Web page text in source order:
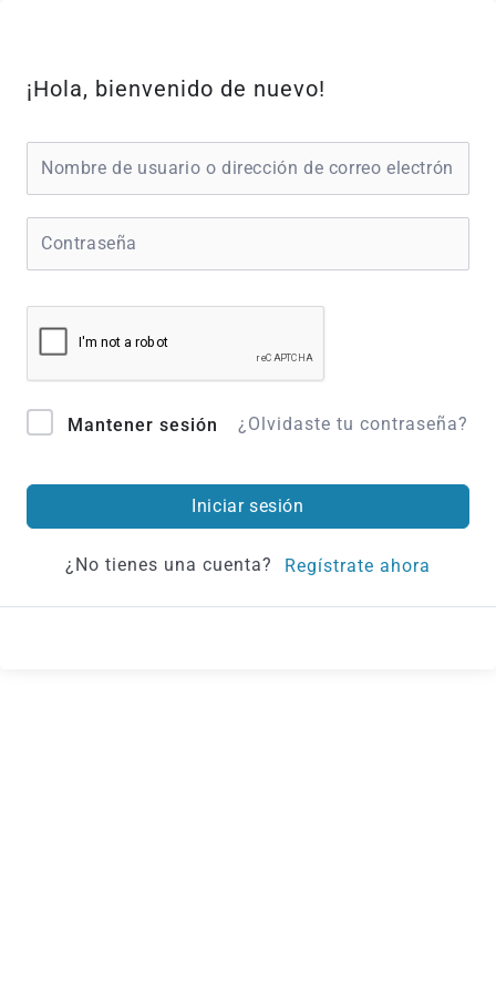
contenido
¡Hola, bienvenido de nuevo!
Mantener sesión ¿Olvidaste tu contraseña?
Iniciar sesión
¿No tienes una cuenta? Regístrate ahora